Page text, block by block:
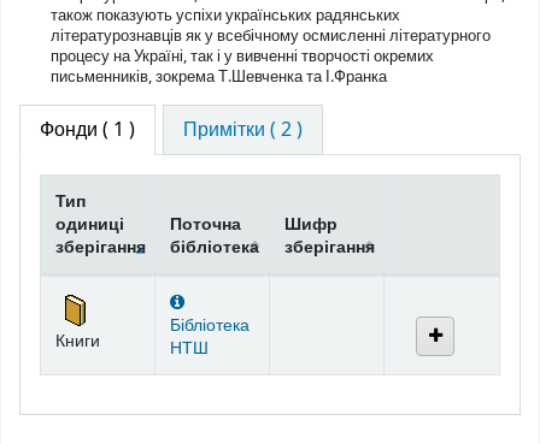
також показують успіхи українських радянських
літературознавців як у всебічному осмисленні літературного
процесу на Україні, так і у вивченні творчості окремих
письменників, зокрема Т.Шевченка та І.Франка
Фонди ( 1 ) Примітки ( 2 )
Фонди
Тип
одиниці
зберігання
Поточна
бібліотека
Шифр
зберігання
Книги
Бібліотека
НТШ